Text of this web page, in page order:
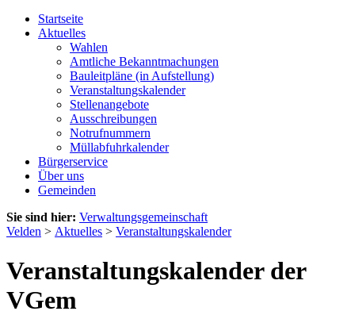
Startseite
Aktuelles
Wahlen
Amtliche Bekanntmachungen
Bauleitpläne (in Aufstellung)
Veranstaltungskalender
Stellenangebote
Ausschreibungen
Notrufnummern
Müllabfuhrkalender
Bürgerservice
Über uns
Gemeinden
Sie sind hier: Verwaltungsgemeinschaft
Velden > Aktuelles > Veranstaltungskalender
Veranstaltungskalender der
VGem